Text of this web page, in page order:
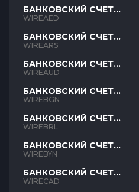
БАНКОВСКИЙ СЧЕТ
AED
WIREAED
БАНКОВСКИЙ СЧЕТ
ARS
WIREARS
БАНКОВСКИЙ СЧЕТ
AUD
WIREAUD
БАНКОВСКИЙ СЧЕТ
BGN
WIREBGN
БАНКОВСКИЙ СЧЕТ
BRL
WIREBRL
БАНКОВСКИЙ СЧЕТ
BYN
WIREBYN
БАНКОВСКИЙ СЧЕТ
CAD
WIRECAD